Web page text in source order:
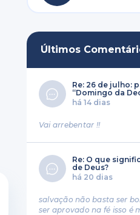
Últimos
Re: 26 de julho:
“Domingo da
há 14 dias
Vai arrebentar !!
Re: O que
de Deus?
há 20 dias
salvação não basta ser
ser aprovado na fé isso é